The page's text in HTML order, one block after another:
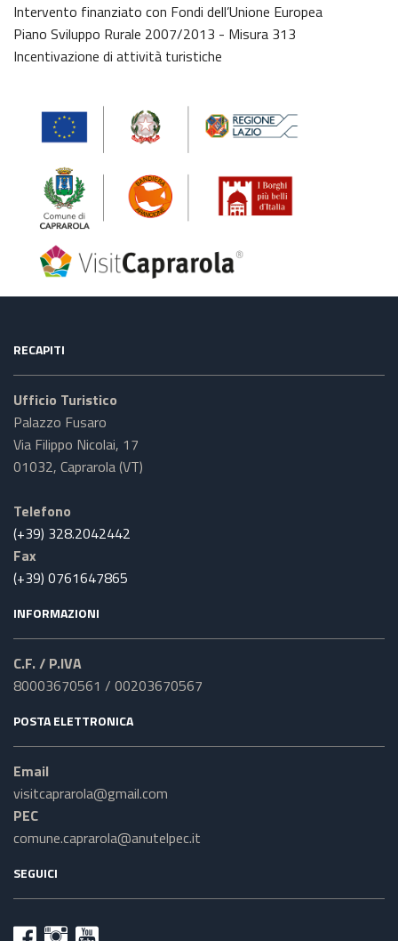
Intervento finanziato con Fondi dell’Unione Europea
Piano Sviluppo Rurale 2007/2013 - Misura 313
Incentivazione di attività turistiche
RECAPITI
Ufficio Turistico
Palazzo Fusaro
Via Filippo Nicolai, 17
01032, Caprarola (VT)
Telefono
(+39) 328.2042442
Fax
(+39) 0761647865
INFORMAZIONI
C.F. / P.IVA
80003670561 / 00203670567
POSTA ELETTRONICA
Email
visitcaprarola@gmail.com
PEC
comune.caprarola@anutelpec.it
SEGUICI